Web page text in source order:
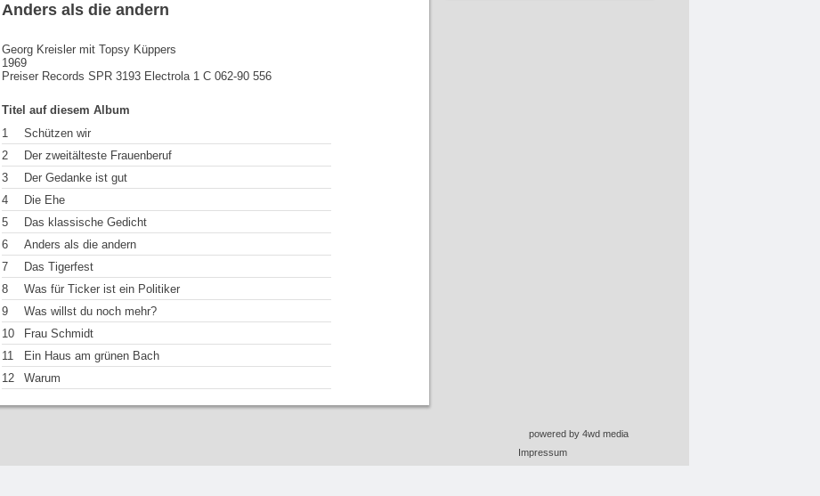
Anders als die andern
Georg Kreisler mit Topsy Küppers
1969
Preiser Records SPR 3193 Electrola 1 C 062-90 556
Titel auf diesem Album
1
Schützen wir
2
Der zweitälteste Frauenberuf
3
Der Gedanke ist gut
4
Die Ehe
5
Das klassische Gedicht
6
Anders als die andern
7
Das Tigerfest
8
Was für Ticker ist ein Politiker
9
Was willst du noch mehr?
10
Frau Schmidt
11
Ein Haus am grünen Bach
12
Warum
powered by 4wd media
Impressum